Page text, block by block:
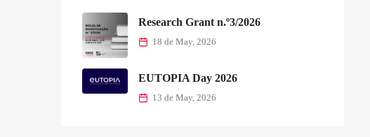
Research Grant n.º3/2026
18 de May, 2026
EUTOPIA Day 2026
13 de May, 2026